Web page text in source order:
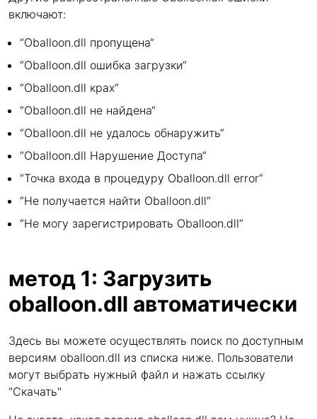
включают:
“Oballoon.dll пропущена“
“Oballoon.dll ошибка загрузки“
“Oballoon.dll крах“
“Oballoon.dll не найдена“
“Oballoon.dll не удалось обнаружить“
“Oballoon.dll Нарушение Доступа“
“Точка входа в процедуру Oballoon.dll error“
“Не получается найти Oballoon.dll“
“Не могу зарегистрировать Oballoon.dll“
метод 1: Загрузить
oballoon.dll автоматически
Здесь вы можете осуществлять поиск по доступным
версиям oballoon.dll из списка ниже. Пользователи
могут выбрать нужный файл и нажать ссылку
"Скачать"